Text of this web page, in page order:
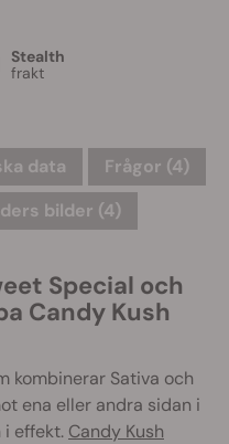
Stealth
frakt
data Frågor (4)
bilder (4)
Special och
Candy Kush
kombinerar Sativa och
ena eller andra sidan i
i effekt. Candy Kush